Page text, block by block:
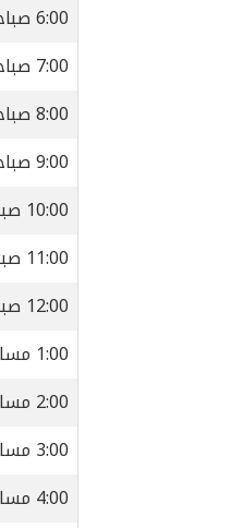
6:00 صباحاً
7:00 صباحاً
8:00 صباحاً
9:00 صباحاً
10:00 صباحاً
11:00 صباحاً
12:00 صباحاً
1:00 مساءً
2:00 مساءً
3:00 مساءً
4:00 مساءً